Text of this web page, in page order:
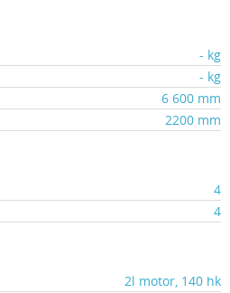
- kg
- kg
6 600 mm
2200 mm
4
4
2l motor, 140 hk